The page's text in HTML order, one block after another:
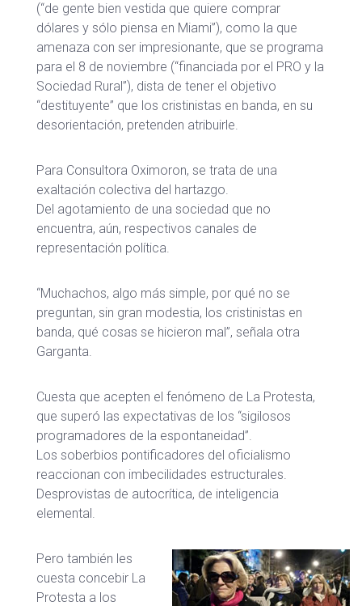
(“de gente bien vestida que quiere comprar
dólares y sólo piensa en Miami”), como la que
amenaza con ser impresionante, que se programa
para el 8 de noviembre (“financiada por el PRO y la
Sociedad Rural”), dista de tener el objetivo
“destituyente” que los cristinistas en banda, en su
desorientación, pretenden atribuirle.
Para Consultora Oximoron, se trata de una
exaltación colectiva del hartazgo.
Del agotamiento de una sociedad que no
encuentra, aún, respectivos canales de
representación política.
“Muchachos, algo más simple, por qué no se
preguntan, sin gran modestia, los cristinistas en
banda, qué cosas se hicieron mal”, señala otra
Garganta.
Cuesta que acepten el fenómeno de La Protesta,
que superó las expectativas de los “sigilosos
programadores de la espontaneidad”.
Los soberbios pontificadores del oficialismo
reaccionan con imbecilidades estructurales.
Desprovistas de autocrítica, de inteligencia
elemental.
Pero también les
cuesta concebir La
Protesta a los